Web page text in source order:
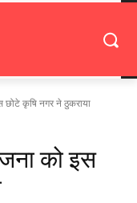
छोटे कृषि नगर ने ठुकराया
को इस